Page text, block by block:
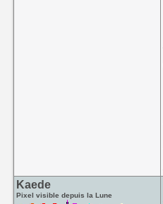
Kaede
Pixel visible depuis la Lune